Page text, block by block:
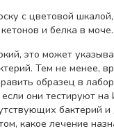
с цветовой
и белка в моче.
это может
Тем не менее,
образец в
если они тестируют
бактерий и
какое лечение